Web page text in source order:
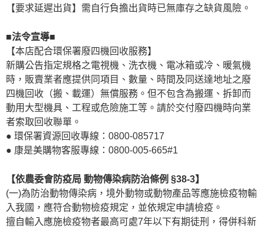
【要求延遲出貨】需自行負擔出貨時已無庫存之缺貨風險。
■法令宣導■
【本店配合環保署廢四機回收服務】
新購公告指定規格之電視機、洗衣機、電冰箱或冷、暖氣機
時，販賣業者應提供同項目、數量、時間及同送達地址之廢
四機回收（搬、載運）無償服務。但不包含為搬運、拆卸而
動用大型機具、工程或危險施工等。請於交付廢四機時向業
者索取回收聯單。
● 環保署資源回收專線：0800-085717
● 康是美購物客服專線：0800-005-665#1
【依農委會防疫局 動物傳染病防治條例 §38-3】
(一)為防治動物傳染病，境外動物或動物產品等應施檢疫物輸
入我國，應符合動物檢疫規定，並依規定申請檢疫。
擅自輸入應施檢疫物者最高可處7年以下有期徒刑，得併科新